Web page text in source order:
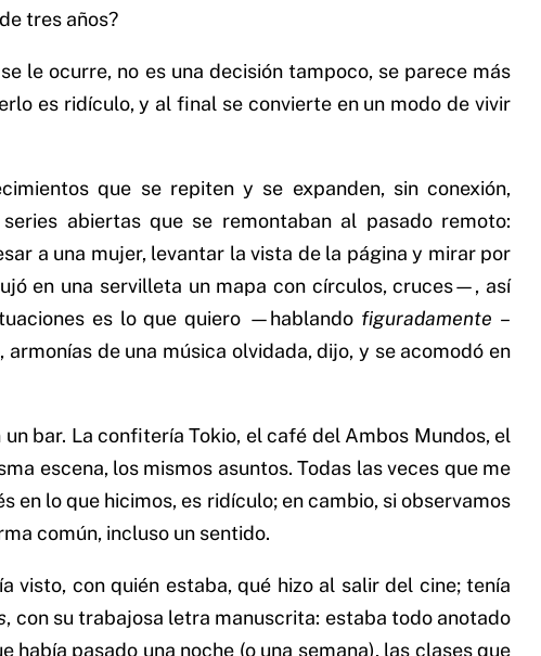
tres años?
le ocurre, no es una decisión tampoco, se parece más
es ridículo, y al final se convierte en un modo de vivir
que se repiten y se expanden, sin conexión,
abiertas que se remontaban al pasado remoto:
a una mujer, levantar la vista de la página y mirar por
en una servilleta un mapa con círculos, cruces⁠—⁠, así
es lo que quiero —⁠hablando figuradamente –
de una música olvidada, dijo, y se acomodó en
bar. La confitería Tokio, el café del Ambos Mundos, el
escena, los mismos asuntos. Todas las veces que me
lo que hicimos, es ridículo; en cambio, si observamos
común, incluso un sentido.
visto, con quién estaba, qué hizo al salir del cine; tenía
, con su trabajosa letra manuscrita: estaba todo anotado
había pasado una noche (o una semana), las clases que